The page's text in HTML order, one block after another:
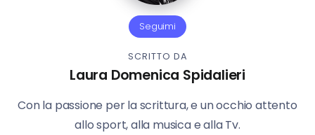
Seguimi
SCRITTO DA
Laura Domenica Spidalieri
Con la passione per la scrittura, e un occhio attento
allo sport, alla musica e alla Tv.